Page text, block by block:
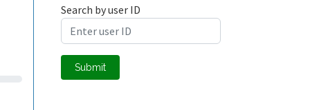
Search by user ID
Submit